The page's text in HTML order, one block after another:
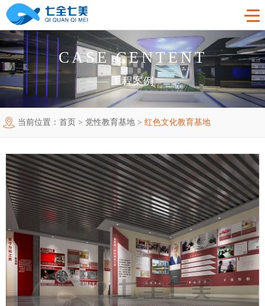
首页
工程案例
法制教育基地
廉洁廉政展厅
禁毒教育基地
党性教育基地
其他主题展厅
智慧农业项目
产品中心
法制教育基地数字化设备
廉政馆电子设备
禁毒教育基地设备
智慧党建中心多媒体设备
展厅多媒体设备
展厅幻影成像
购买指南
新闻中心
关于我们
企业简介
企业文化
联系我们
CASE CENTENT
—— 工程案例 ——
当前位置： 首页 > 党性教育基地 > 红色文化教育基地